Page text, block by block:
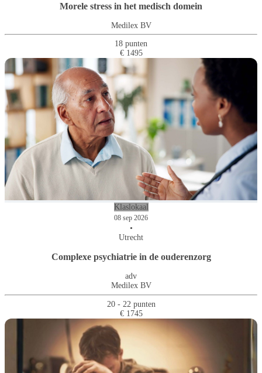
Morele stress in het medisch domein
Medilex BV
18 punten
€ 1495
Klaslokaal
08 sep 2026
•
Utrecht
Complexe psychiatrie in de ouderenzorg
adv
Medilex BV
20 - 22 punten
€ 1745